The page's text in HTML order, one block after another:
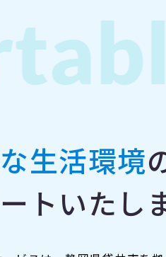
生活環境
トいたし